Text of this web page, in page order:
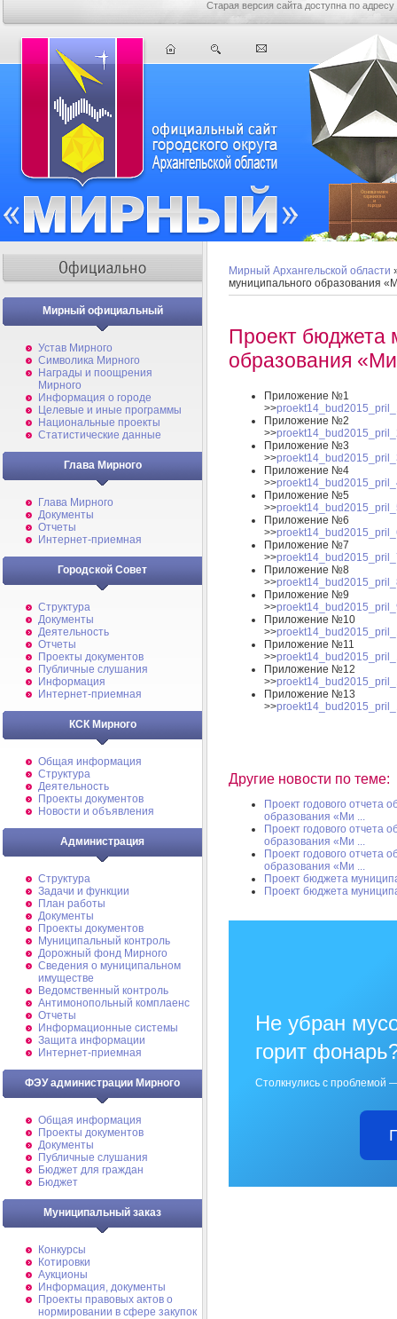
Старая версия сайта доступна по адресу
Мирный официальный
Устав Мирного
Символика Мирного
Награды и поощрения
Мирного
Информация о городе
Целевые и иные программы
Национальные проекты
Статистические данные
Глава Мирного
Глава Мирного
Документы
Отчеты
Интернет-приемная
Городской Совет
Структура
Документы
Деятельность
Отчеты
Проекты документов
Публичные слушания
Информация
Интернет-приемная
КСК Мирного
Общая информация
Структура
Деятельность
Проекты документов
Новости и объявления
Администрация
Структура
Задачи и функции
План работы
Документы
Проекты документов
Муниципальный контроль
Дорожный фонд Мирного
Cведения о муниципальном
имуществе
Ведомственный контроль
Антимонопольный комплаенс
Отчеты
Информационные системы
Защита информации
Интернет-приемная
ФЭУ администрации Мирного
Общая информация
Проекты документов
Документы
Публичные слушания
Бюджет для граждан
Бюджет
Муниципальный заказ
Конкурсы
Котировки
Аукционы
Информация, документы
Проекты правовых актов о
нормировании в сфере закупок
Мирный Архангельской области
муниципального образования
Проект бюджета
образования
Приложение №1
>>
Приложение №2
>>
Приложение №3
>>
Приложение №4
>>
Приложение №5
>>
Приложение №6
>>
Приложение №7
>>
Приложение №8
>>
Приложение №9
>>
Приложение №10
>>
Приложение №11
>>
Приложение №12
>>
Приложение №13
>>
Другие новости по теме:
Проект годового отчета
образования «Ми ...
Проект годового отчета
образования «Ми ...
Проект годового отчета
образования «Ми ...
Проект бюджета
Проект бюджета
Не убран
горит
Столкнулись с проблемой